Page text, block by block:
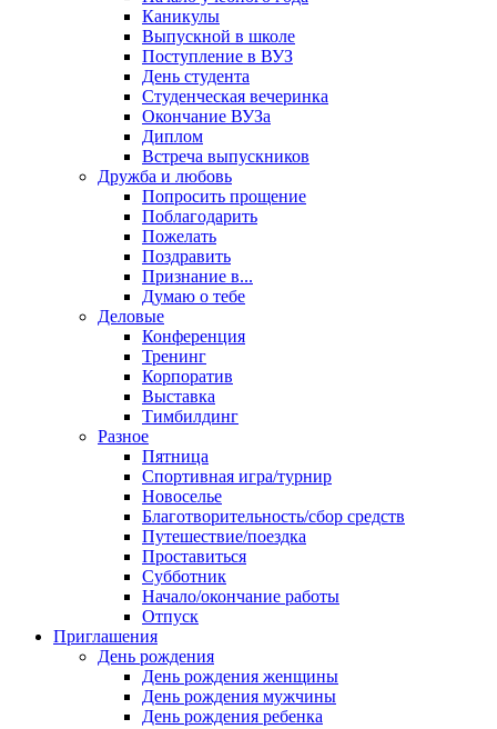
Каникулы
Выпускной в школе
Поступление в ВУЗ
День студента
Студенческая вечеринка
Окончание ВУЗа
Диплом
Встреча выпускников
Дружба и любовь
Попросить прощение
Поблагодарить
Пожелать
Поздравить
Признание в...
Думаю о тебе
Деловые
Конференция
Тренинг
Корпоратив
Выставка
Тимбилдинг
Разное
Пятница
Спортивная игра/турнир
Новоселье
Благотворительность/сбор средств
Путешествие/поездка
Проставиться
Субботник
Начало/окончание работы
Отпуск
Приглашения
День рождения
День рождения женщины
День рождения мужчины
День рождения ребенка